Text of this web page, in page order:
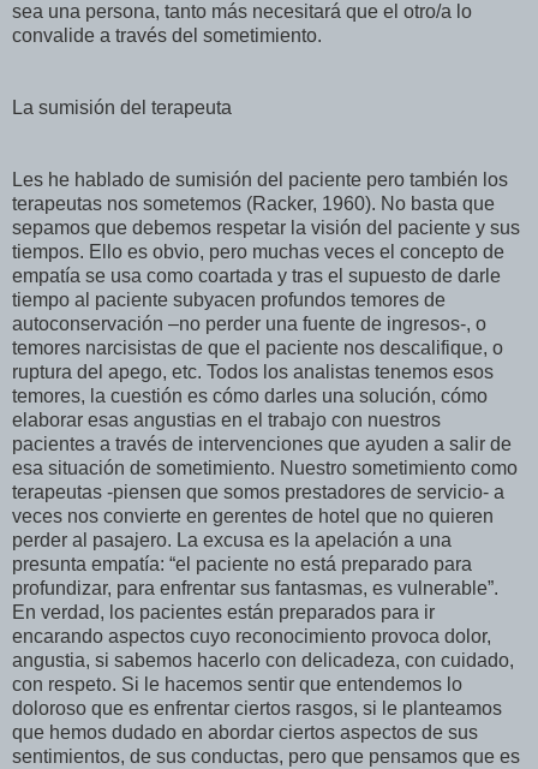
sea una persona, tanto más necesitará que el otro/a lo
convalide a través del sometimiento.
La sumisión del terapeuta
Les he hablado de sumisión del paciente pero también los
terapeutas nos sometemos (Racker, 1960). No basta que
sepamos que debemos respetar la visión del paciente y sus
tiempos. Ello es obvio, pero muchas veces el concepto de
empatía se usa como coartada y tras el supuesto de darle
tiempo al paciente subyacen profundos temores de
autoconservación –no perder una fuente de ingresos-, o
temores narcisistas de que el paciente nos descalifique, o
ruptura del apego, etc. Todos los analistas tenemos esos
temores, la cuestión es cómo darles una solución, cómo
elaborar esas angustias en el trabajo con nuestros
pacientes a través de intervenciones que ayuden a salir de
esa situación de sometimiento. Nuestro sometimiento como
terapeutas -piensen que somos prestadores de servicio- a
veces nos convierte en gerentes de hotel que no quieren
perder al pasajero. La excusa es la apelación a una
presunta empatía: “el paciente no está preparado para
profundizar, para enfrentar sus fantasmas, es vulnerable”.
En verdad, los pacientes están preparados para ir
encarando aspectos cuyo reconocimiento provoca dolor,
angustia, si sabemos hacerlo con delicadeza, con cuidado,
con respeto. Si le hacemos sentir que entendemos lo
doloroso que es enfrentar ciertos rasgos, si le planteamos
que hemos dudado en abordar ciertos aspectos de sus
sentimientos, de sus conductas, pero que pensamos que es